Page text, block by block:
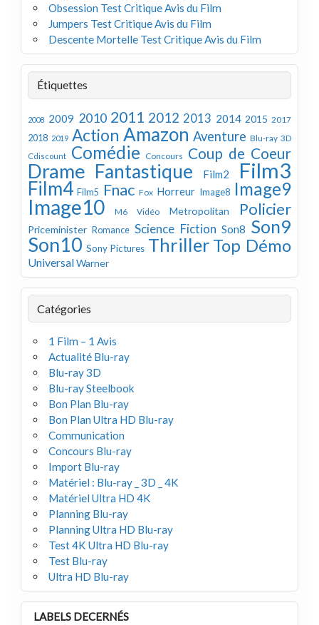
Obsession Test Critique Avis du Film
Jumpers Test Critique Avis du Film
Descente Mortelle Test Critique Avis du Film
Étiquettes
2008 2009 2010 2011 2012 2013 2014 2015 2017
2018 2019 Action Amazon Aventure Blu-ray 3D
Cdiscount Comédie Concours Coup de Coeur
Drame Fantastique Film2 Film3
Film4 Film5 Fnac Fox Horreur Image8 Image9
Image10 M6 Vidéo Metropolitan Policier
Priceminister Romance Science Fiction Son8 Son9
Son10 Sony Pictures Thriller Top Démo
UniversalWarner
Catégories
1 Film – 1 Avis
Actualité Blu-ray
Blu-ray 3D
Blu-ray Steelbook
Bon Plan Blu-ray
Bon Plan Ultra HD Blu-ray
Communication
Concours Blu-ray
Import Blu-ray
Matériel : Blu-ray _ 3D _ 4K
Matériel Ultra HD 4K
Planning Blu-ray
Planning Ultra HD Blu-ray
Test 4K Ultra HD Blu-ray
Test Blu-ray
Ultra HD Blu-ray
LABELS DECERNÉS